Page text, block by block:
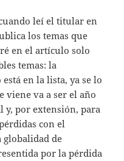
leí el titular en
los temas que
en el artículo solo
temas: la
en la lista, ya se lo
viene va a ser el año
y, por extensión, para
con el
globalidad de
por la pérdida